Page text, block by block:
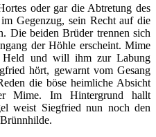
oder gar die Abtretung des
Gegenzug, sein Recht auf die
Die beiden Brüder trennen sich
der Höhle erscheint. Mime
Held und will ihm zur Labung
hört, gewarnt vom Gesang
die böse heimliche Absicht
Mime. Im Hintergrund hallt
weist Siegfried nun noch den